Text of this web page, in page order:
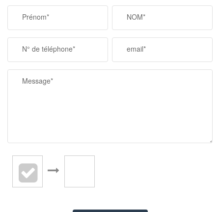
Prénom* NOM*
N° de téléphone* email*
Message*